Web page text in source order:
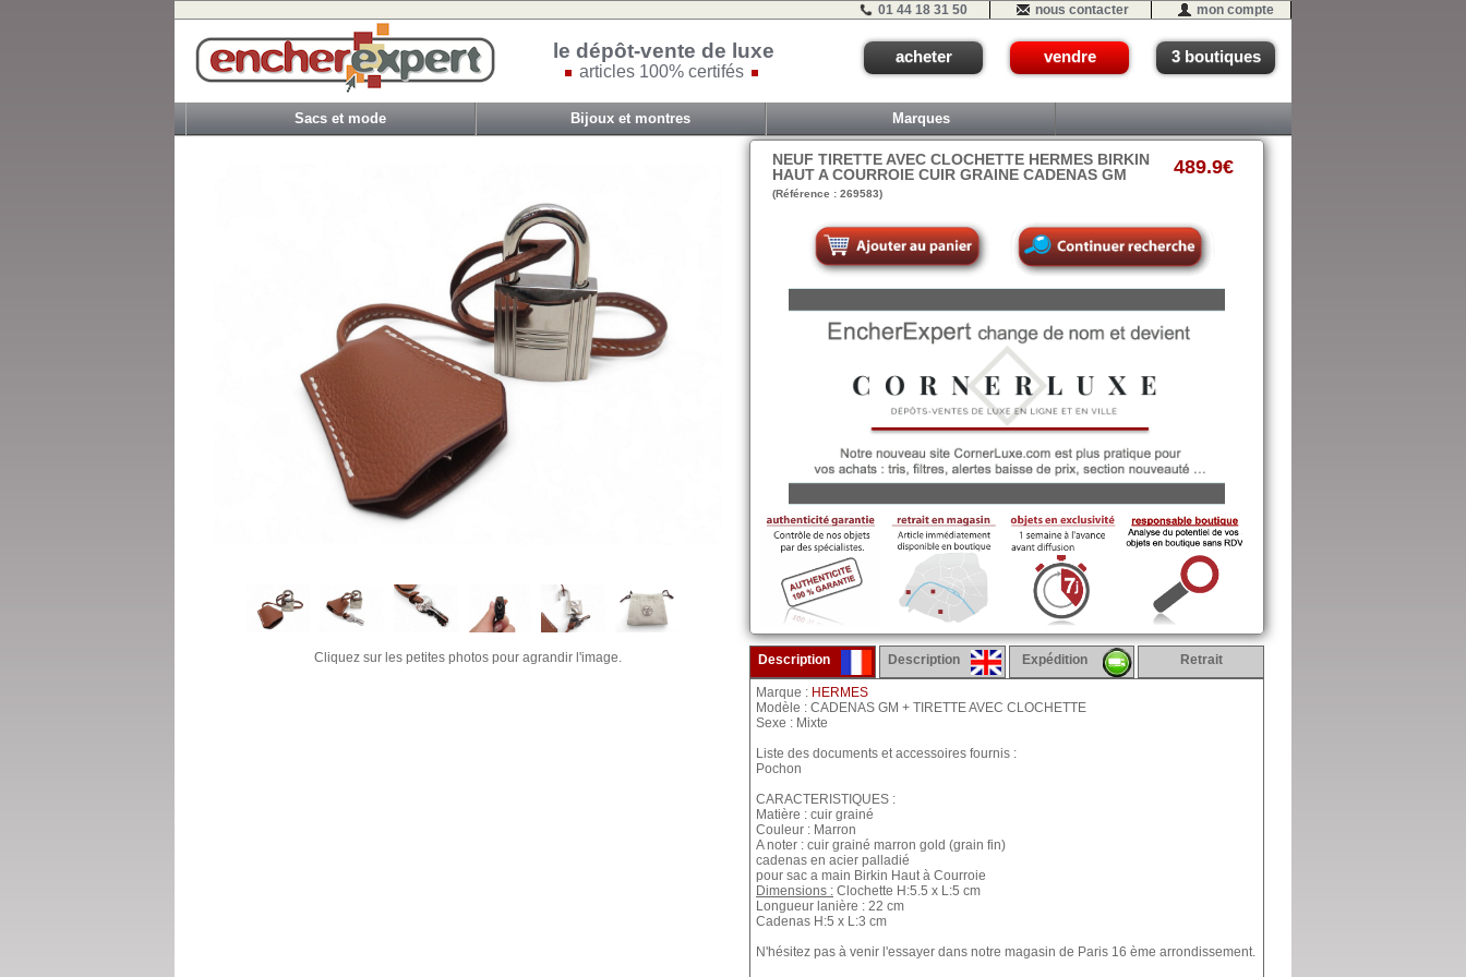
01 44 18 31 50 nous contacter mon compte
le dépôt-vente de luxe
articles 100% certifés
acheter vendre 3 boutiques
Sacs et mode Bijoux et montres Marques
Cliquez sur les petites photos pour agrandir l'image.
NEUF TIRETTE AVEC CLOCHETTE HERMES BIRKIN
HAUT A COURROIE CUIR GRAINE CADENAS GM
(Référence : 269583)
489.9€
Description Description Expédition Retrait
Marque : HERMES
Modèle : CADENAS GM + TIRETTE AVEC CLOCHETTE
Sexe : Mixte
Liste des documents et accessoires fournis :
Pochon
CARACTERISTIQUES :
Matière : cuir grainé
Couleur : Marron
A noter : cuir grainé marron gold (grain fin)
cadenas en acier palladié
pour sac a main Birkin Haut à Courroie
Dimensions : Clochette H:5.5 x L:5 cm
Longueur lanière : 22 cm
Cadenas H:5 x L:3 cm
N'hésitez pas à venir l'essayer dans notre magasin de Paris 16 ème arrondissement.